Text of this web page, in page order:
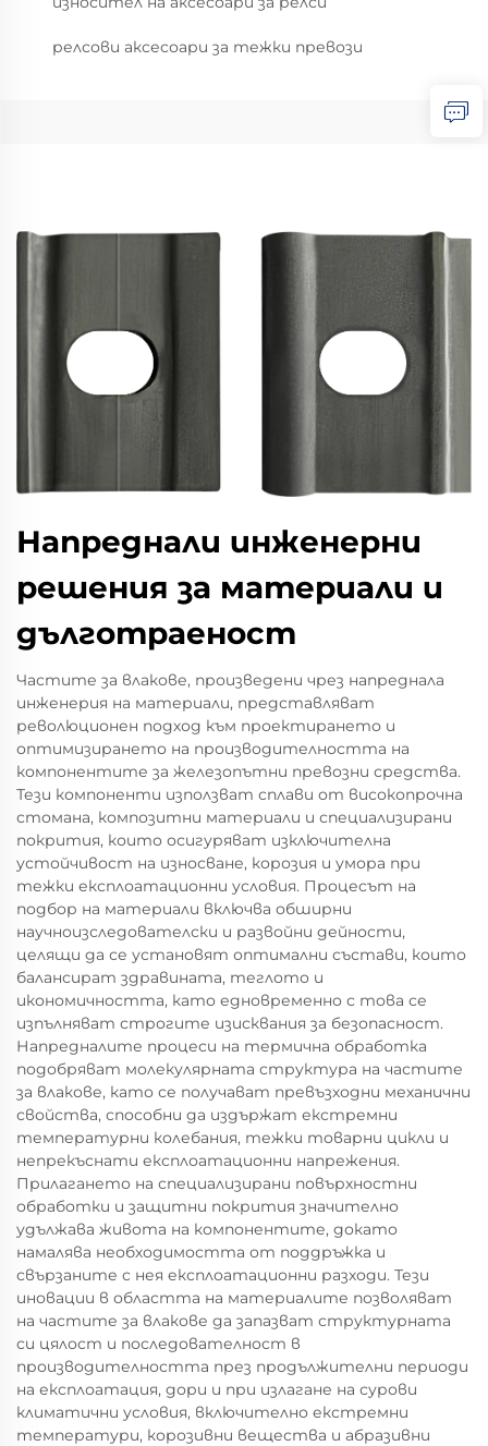
релсови аксесоари за тежки превози
Напреднали инженерни
решения за материали и
дълготраеност
Частите за влакове, произведени чрез напреднала
инженерия на материали, представляват
революционен подход към проектирането и
оптимизирането на производителността на
компонентите за железопътни превозни средства.
Тези компоненти използват сплави от високопрочна
стомана, композитни материали и специализирани
покрития, които осигуряват изключителна
устойчивост на износване, корозия и умора при
тежки експлоатационни условия. Процесът на
подбор на материали включва обширни
научноизследователски и развойни дейности,
целящи да се установят оптимални състави, които
балансират здравината, теглото и
икономичността, като едновременно с това се
изпълняват строгите изисквания за безопасност.
Напредналите процеси на термична обработка
подобряват молекулярната структура на частите
за влакове, като се получават превъзходни механични
свойства, способни да издържат екстремни
температурни колебания, тежки товарни цикли и
непрекъснати експлоатационни напрежения.
Прилагането на специализирани повърхностни
обработки и защитни покрития значително
удължава живота на компонентите, докато
намалява необходимостта от поддръжка и
свързаните с нея експлоатационни разходи. Тези
иновации в областта на материалите позволяват
на частите за влакове да запазват структурната
си цялост и последователност в
производителността през продължителни периоди
на експлоатация, дори и при излагане на сурови
климатични условия, включително екстремни
температури, корозивни вещества и абразивни